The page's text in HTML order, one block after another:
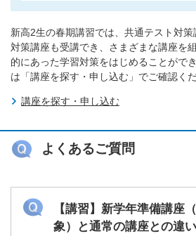
新高2生の春期講習では、共通テスト対
対策講座も受講でき、さまざまな講座を
的にあった学習対策をはじめることがで
は「講座を探す・申し込む」でご確認くだ
講座を探す・申し込む
よくあるご質問
【講習】新学年準備講座
象）と通常の講座との違